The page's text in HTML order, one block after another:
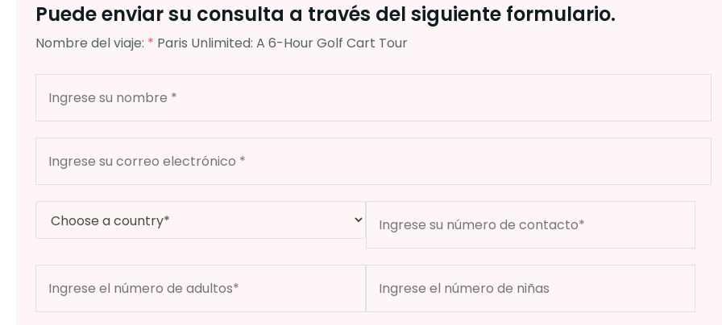
Puede enviar su consulta a través del siguiente formulario.
Nombre del viaje: * Paris Unlimited: A 6-Hour Golf Cart Tour